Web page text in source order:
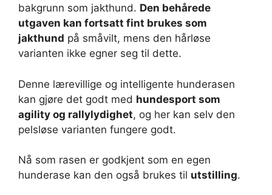
bakgrunn som jakthund. Den behårede
utgaven kan fortsatt fint brukes som
jakthund på småvilt, mens den hårløse
varianten ikke egner seg til dette.
Denne lærevillige og intelligente hunderasen
kan gjøre det godt med hundesport som
agility og rallylydighet, og her kan selv den
pelsløse varianten fungere godt.
Nå som rasen er godkjent som en egen
hunderase kan den også brukes til utstilling.